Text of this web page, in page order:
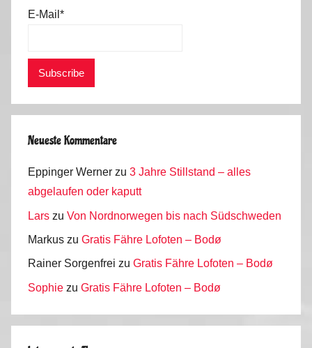
E-Mail*
Neueste Kommentare
Eppinger Werner zu 3 Jahre Stillstand – alles
abgelaufen oder kaputt
Lars zu Von Nordnorwegen bis nach Südschweden
Markus zu Gratis Fähre Lofoten – Bodø
Rainer Sorgenfrei zu Gratis Fähre Lofoten – Bodø
Sophie zu Gratis Fähre Lofoten – Bodø